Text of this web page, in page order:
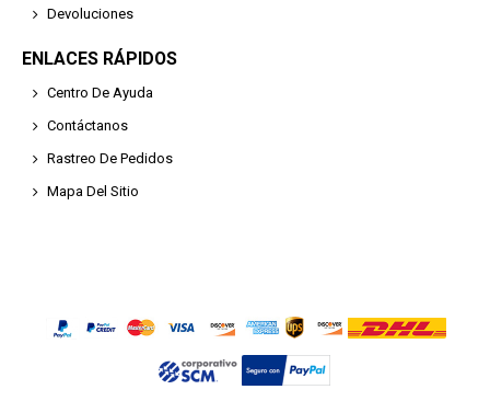
Devoluciones
ENLACES RÁPIDOS
Centro De Ayuda
Contáctanos
Rastreo De Pedidos
Mapa Del Sitio